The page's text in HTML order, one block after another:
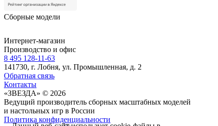
Сборные модели
Интернет-магазин
Производство и офис
8 495 128-11-63
141730, г. Лобня, ул. Промышленная, д. 2
Обратная связь
Контакты
«ЗВЕЗДА» © 2026
Ведущий производитель сборных масштабных моделей
и настольных игр в России
Политика конфиденциальности